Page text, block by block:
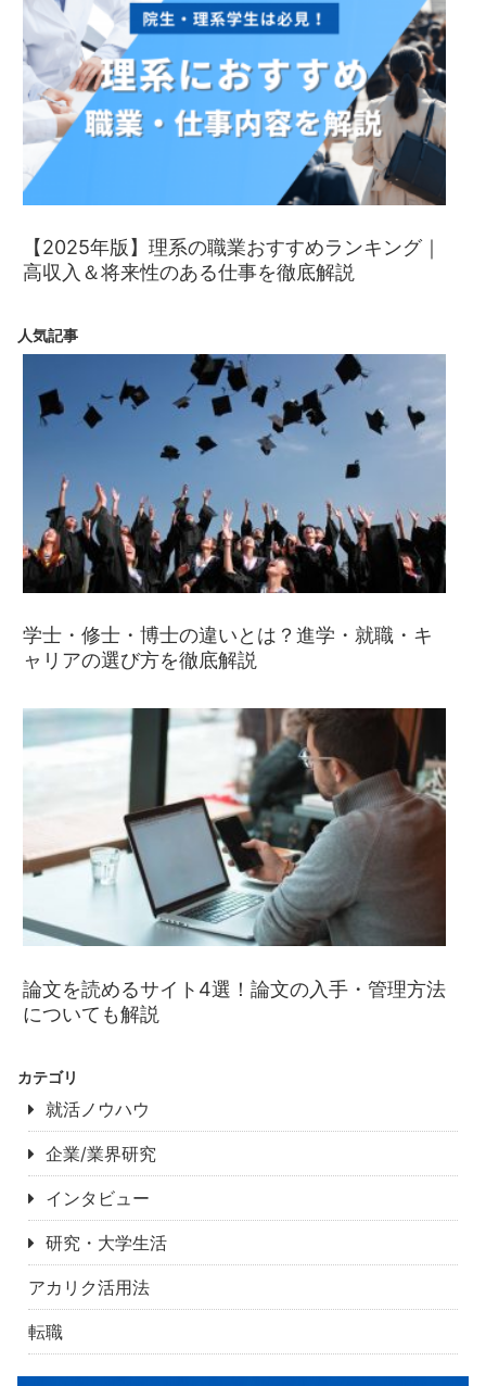
【2025年版】理系の職業おすすめランキング｜
高収入＆将来性のある仕事を徹底解説
人気記事
学士・修士・博士の違いとは？進学・就職・キ
ャリアの選び方を徹底解説
論文を読めるサイト4選！論文の入手・管理方法
についても解説
カテゴリ
就活ノウハウ
企業/業界研究
インタビュー
研究・大学生活
アカリク活用法
転職